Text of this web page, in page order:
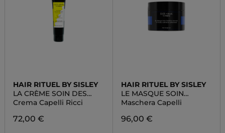
HAIR RITUEL BY SISLEY
LA CRÈME SOIN DES
BOUCLES
Crema Capelli Ricci
72,00 €
HAIR RITUEL BY SISLEY
LE MASQUE SOIN
NUTRITION INTENSE
Maschera Capelli
96,00 €